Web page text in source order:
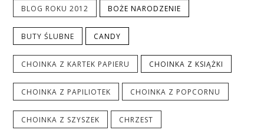
BLOG ROKU 2012 BOŻE NARODZENIE
BUTY ŚLUBNE CANDY
CHOINKA Z KARTEK PAPIERU CHOINKA Z KSIĄŻKI
CHOINKA Z PAPILIOTEK CHOINKA Z POPCORNU
CHOINKA Z SZYSZEK CHRZEST